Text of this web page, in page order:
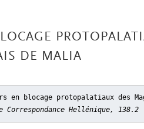
DE MALIA
en blocage protopalatiaux des
Correspondance Hellénique,